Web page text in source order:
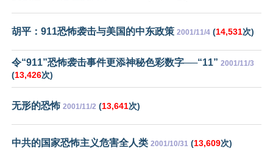
胡平：911恐怖袭击与美国的中东政策 2001/11/4 (14,531次)
令“911”恐怖袭击事件更添神秘色彩数字──“11” 2001/11/3
(13,426次)
无形的恐怖 2001/11/2 (13,641次)
中共的国家恐怖主义危害全人类 2001/10/31 (13,609次)